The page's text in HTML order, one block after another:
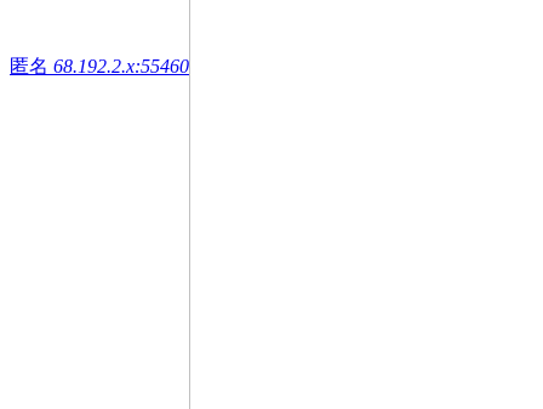
匿名 68.192.2.x:55460